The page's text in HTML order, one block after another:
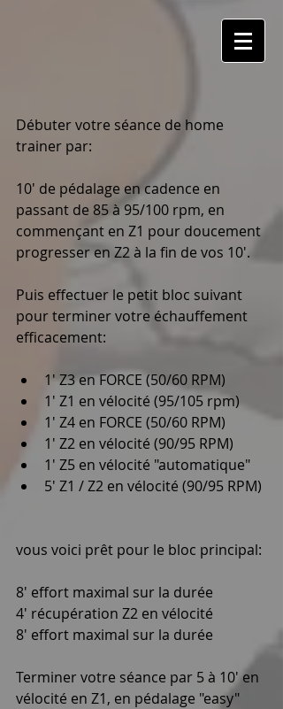
Débuter votre séance de home
trainer par:
10' de pédalage en cadence en
passant de 85 à 95/100 rpm, en
commençant en Z1 pour doucement
progresser en Z2 à la fin de vos 10'.
Puis effectuer le petit bloc suivant
pour terminer votre échauffement
efficacement:
1' Z3 en FORCE (50/60 RPM)
1' Z1 en vélocité (95/105 rpm)
1' Z4 en FORCE (50/60 RPM)
1' Z2 en vélocité (90/95 RPM)
1' Z5 en vélocité "automatique"
5' Z1 / Z2 en vélocité (90/95 RPM)
vous voici prêt pour le bloc principal:
8' effort maximal sur la durée
4' récupération Z2 en vélocité
8' effort maximal sur la durée
Terminer votre séance par 5 à 10' en
vélocité en Z1, en pédalage "easy"